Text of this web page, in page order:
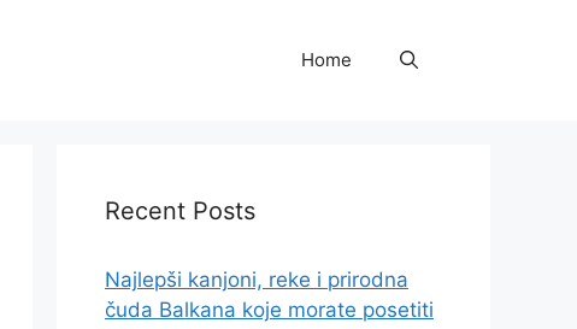
Home
Recent Posts
Najlepši kanjoni, reke i prirodna
čuda Balkana koje morate posetiti